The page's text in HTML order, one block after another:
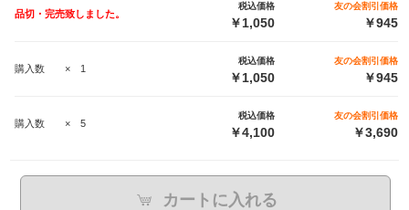
品切・完売致しました。
税込価格
￥1,050
友の会割引価格
￥945
購入数 × 1
税込価格
￥1,050
友の会割引価格
￥945
購入数 × 5
税込価格
￥4,100
友の会割引価格
￥3,690
カートに入れる